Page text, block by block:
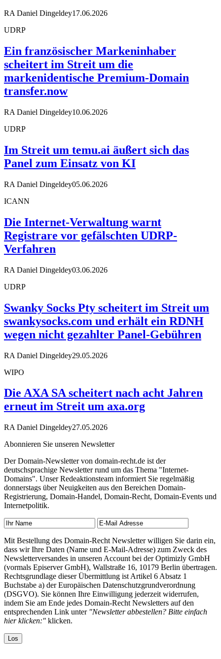
RA Daniel Dingeldey17.06.2026
UDRP
Ein französischer Markeninhaber
scheitert im Streit um die
markenidentische Premium-Domain
transfer.now
RA Daniel Dingeldey10.06.2026
UDRP
Im Streit um temu.ai äußert sich das
Panel zum Einsatz von KI
RA Daniel Dingeldey05.06.2026
ICANN
Die Internet-Verwaltung warnt
Registrare vor gefälschten UDRP-
Verfahren
RA Daniel Dingeldey03.06.2026
UDRP
Swanky Socks Pty scheitert im Streit um
swankysocks.com und erhält ein RDNH
wegen nicht gezahlter Panel-Gebühren
RA Daniel Dingeldey29.05.2026
WIPO
Die AXA SA scheitert nach acht Jahren
erneut im Streit um axa.org
RA Daniel Dingeldey27.05.2026
Abonnieren Sie unseren Newsletter
Der Domain-Newsletter von domain-recht.de ist der
deutschsprachige Newsletter rund um das Thema "Internet-
Domains". Unser Redeaktionsteam informiert Sie regelmäßig
donnerstags über Neuigkeiten aus den Bereichen Domain-
Registrierung, Domain-Handel, Domain-Recht, Domain-Events und
Internetpolitik.
Mit Bestellung des Domain-Recht Newsletter willigen Sie darin ein,
dass wir Ihre Daten (Name und E-Mail-Adresse) zum Zweck des
Newsletterversandes in unseren Account bei der Optimizly GmbH
(vormals Episerver GmbH), Wallstraße 16, 10179 Berlin übertragen.
Rechtsgrundlage dieser Übermittlung ist Artikel 6 Absatz 1
Buchstabe a) der Europäischen Datenschutzgrundverordnung
(DSGVO). Sie können Ihre Einwilligung jederzeit widerrufen,
indem Sie am Ende jedes Domain-Recht Newsletters auf den
entsprechenden Link unter "Newsletter abbestellen? Bitte einfach
hier klicken:" klicken.